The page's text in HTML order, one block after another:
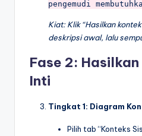
Kiat: Klik “Hasilkan
deskripsi awal, lalu
Fase 2:
Inti
Tingkat 1: Diagram
Pilih tab “Konteks